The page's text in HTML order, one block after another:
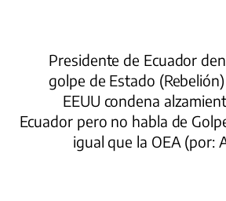
Presidente de Ecuador
golpe de Estado (Rebelión)
EEUU condena
Ecuador pero no habla de
igual que la OEA (por: